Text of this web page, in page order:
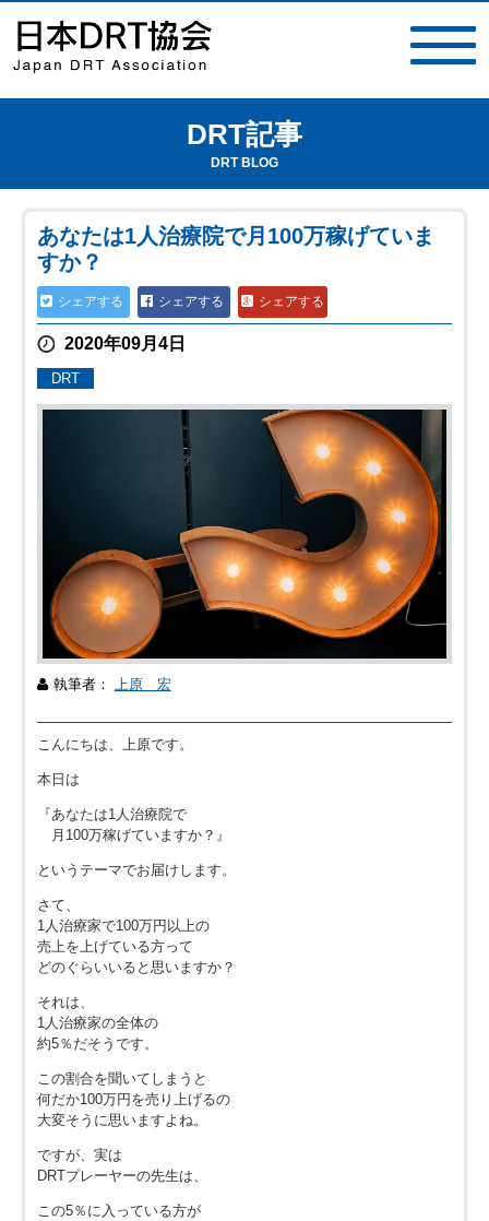
DRT記事
DRT BLOG
あなたは1人治療院で月100万稼げていま
すか？
シェアする シェアする シェアする
2020年09月4日
DRT
執筆者： 上原 宏
こんにちは、上原です。
本日は
『あなたは1人治療院で
月100万稼げていますか？』
というテーマでお届けします。
さて、
1人治療家で100万円以上の
売上を上げている方って
どのぐらいいると思いますか？
それは、
1人治療家の全体の
約5％だそうです。
この割合を聞いてしまうと
何だか100万円を売り上げるの
大変そうに思いますよね。
ですが、実は
DRTプレーヤーの先生は、
この5％に入っている方が